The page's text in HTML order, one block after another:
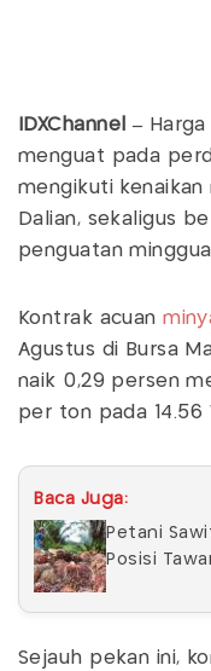
IDXChannel –
menguat pada
mengikuti
Dalian, sekaligus
penguatan
Kontrak acuan
Agustus di Bursa
naik 0,29 persen
per ton pada 14.56
Baca Juga:
Petani
Posisi
Sejauh pekan ini,